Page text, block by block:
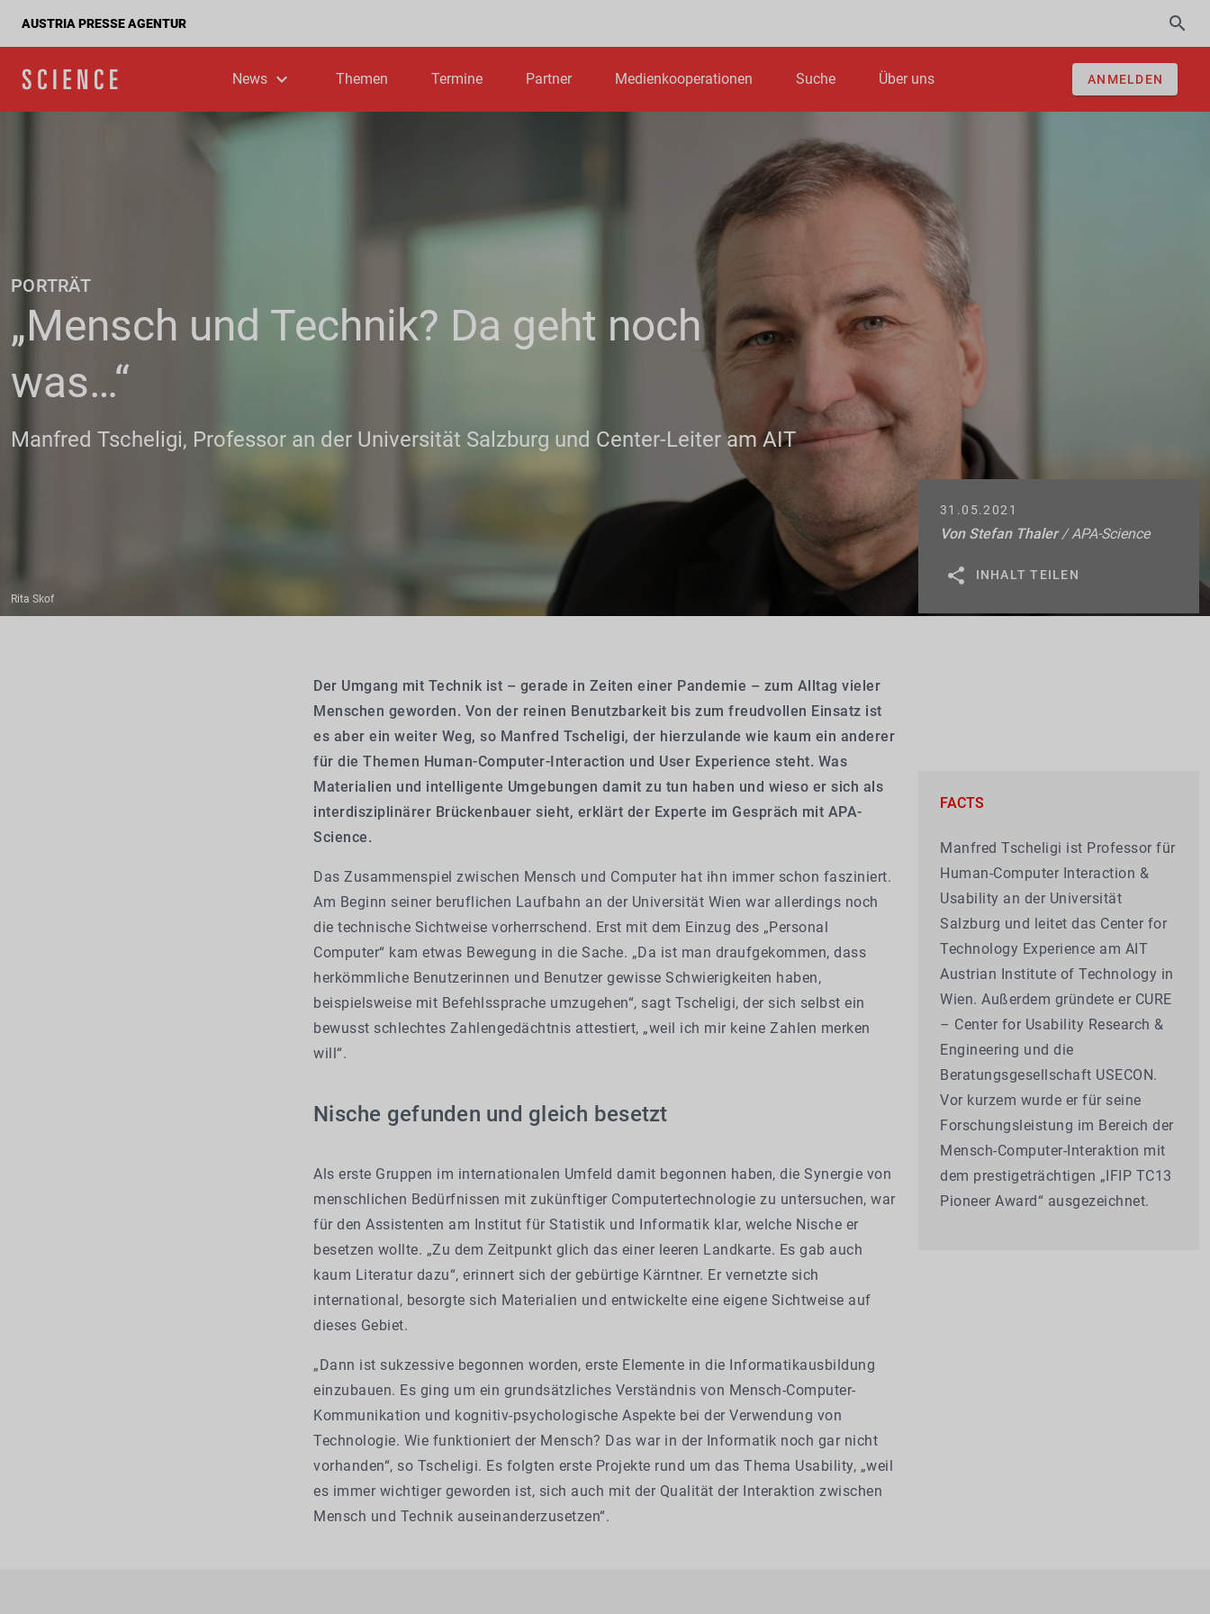
AUSTRIA PRESSE AGENTUR
News Themen Termine Partner Medienkooperationen Suche Über uns ANMELDEN
PORTRÄT
„Mensch und Technik? Da geht noch
was…“
Manfred Tscheligi, Professor an der Universität Salzburg und Center-Leiter am AIT
Rita Skof
Der Umgang mit Technik ist – gerade in Zeiten einer Pandemie – zum Alltag vieler
Menschen geworden. Von der reinen Benutzbarkeit bis zum freudvollen Einsatz ist
es aber ein weiter Weg, so Manfred Tscheligi, der hierzulande wie kaum ein anderer
für die Themen Human-Computer-Interaction und User Experience steht. Was
Materialien und intelligente Umgebungen damit zu tun haben und wieso er sich als
interdisziplinärer Brückenbauer sieht, erklärt der Experte im Gespräch mit APA-
Science.
Das Zusammenspiel zwischen Mensch und Computer hat ihn immer schon fasziniert.
Am Beginn seiner beruflichen Laufbahn an der Universität Wien war allerdings noch
die technische Sichtweise vorherrschend. Erst mit dem Einzug des „Personal
Computer“ kam etwas Bewegung in die Sache. „Da ist man draufgekommen, dass
herkömmliche Benutzerinnen und Benutzer gewisse Schwierigkeiten haben,
beispielsweise mit Befehlssprache umzugehen“, sagt Tscheligi, der sich selbst ein
bewusst schlechtes Zahlengedächtnis attestiert, „weil ich mir keine Zahlen merken
will“.
Nische gefunden und gleich besetzt
Als erste Gruppen im internationalen Umfeld damit begonnen haben, die Synergie von
menschlichen Bedürfnissen mit zukünftiger Computertechnologie zu untersuchen, war
für den Assistenten am Institut für Statistik und Informatik klar, welche Nische er
besetzen wollte. „Zu dem Zeitpunkt glich das einer leeren Landkarte. Es gab auch
kaum Literatur dazu“, erinnert sich der gebürtige Kärntner. Er vernetzte sich
international, besorgte sich Materialien und entwickelte eine eigene Sichtweise auf
dieses Gebiet.
„Dann ist sukzessive begonnen worden, erste Elemente in die Informatikausbildung
einzubauen. Es ging um ein grundsätzliches Verständnis von Mensch-Computer-
Kommunikation und kognitiv-psychologische Aspekte bei der Verwendung von
Technologie. Wie funktioniert der Mensch? Das war in der Informatik noch gar nicht
vorhanden“, so Tscheligi. Es folgten erste Projekte rund um das Thema Usability, „weil
es immer wichtiger geworden ist, sich auch mit der Qualität der Interaktion zwischen
Mensch und Technik auseinanderzusetzen“.
31.05.2021
Von Stefan Thaler/ APA-Science
INHALT TEILEN
FACTS
Manfred Tscheligi ist Professor für
Human-Computer Interaction &
Usability an der Universität
Salzburg und leitet das Center for
Technology Experience am AIT
Austrian Institute of Technology in
Wien. Außerdem gründete er CURE
– Center for Usability Research &
Engineering und die
Beratungsgesellschaft USECON.
Vor kurzem wurde er für seine
Forschungsleistung im Bereich der
Mensch-Computer-Interaktion mit
dem prestigeträchtigen „IFIP TC13
Pioneer Award“ ausgezeichnet.